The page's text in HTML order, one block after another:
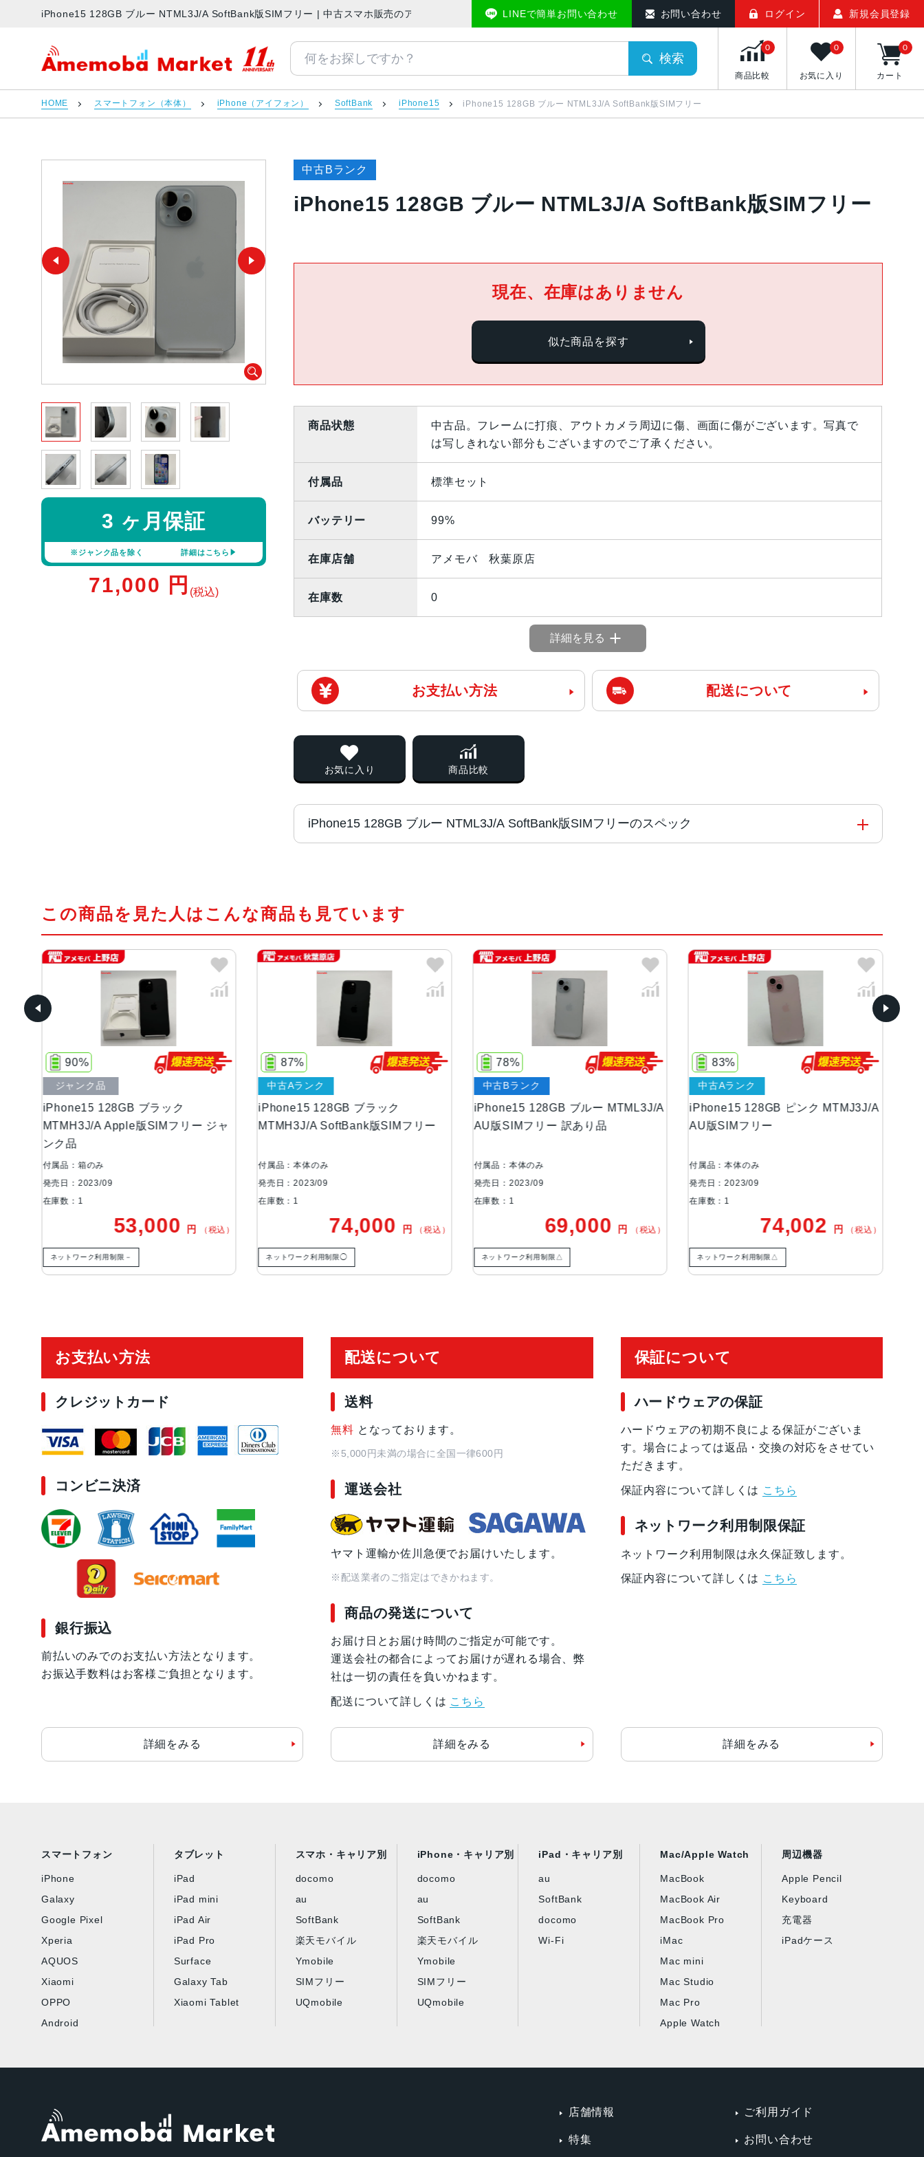
iPhone15 128GB ブルー NTML3J/A SoftBank版SIMフリー | 中古スマホ販売のアメモバマーケット LINEで簡単お問い合わせ お問い合わせ ログイン 新規会員登録
アメモバマーケット
検索
商品比較
0
お気に入り
0
カート
0
HOME スマートフォン（本体） iPhone（アイフォン） SoftBank iPhone15 iPhone15 128GB ブルー NTML3J/A SoftBank版SIMフリー
中古Bランク
iPhone15 128GB ブルー NTML3J/A SoftBank版SIMフリー
3 ヶ月保証
※ジャンク品を除く 詳細はこちら
71,000 円 (税込)
現在、在庫はありません
似た商品を探す
商品状態
中古品。フレームに打痕、アウトカメラ周辺に傷、画面に傷がございます。写真で
は写しきれない部分もございますのでご了承ください。
付属品 標準セット
バッテリー 99%
在庫店舗 アメモバ 秋葉原店
在庫数 0
詳細を見る
お支払い方法 配送について
お気に入り 商品比較
iPhone15 128GB ブルー NTML3J/A SoftBank版SIMフリーのスペック
カラー ブラック、ブルー、グリーン、イエロー、ピンク
容量 128GB256GB512GB
サイズ・重さ
液晶 6.1インチ（対角）オールスクリーンOLEDディスプレイ
防沫性能、耐水性
能、防塵性能
IEC規格60529にもとづくIP68等級（最大水深6メートルで最大30分間）
us Pixels、超高解像度の写真（24MPと48MP）に対応12MP超広角：13mm、ƒ/2.4
絞り値と120°視野角12MPの2倍望遠（クアッドピクセルセンサーを活用）：52m
m、ƒ/1.6絞り値、センサーシフト光学式手ぶれ補正、100% Focus Pixels2倍の光学
ズーム
12MPカメラƒ/1.9絞り値
2023年9月22日
この商品を見た人はこんな商品も見ています
iPhone15 128GB ブラック
MTMH3J/A Apple版SIMフリー ジャ
ンク品
90%
ジャンク品
付属品：箱のみ
発売日：2023/09
在庫数：1
53,000 円 （税込）
ネットワーク利用制限－
iPhone15 128GB ブラック
MTMH3J/A SoftBank版SIMフリー
87%
中古Aランク
付属品：本体のみ
発売日：2023/09
在庫数：1
74,000 円 （税込）
ネットワーク利用制限◯
iPhone15 128GB ブルー MTML3J/A
AU版SIMフリー 訳あり品
78%
中古Bランク
付属品：本体のみ
発売日：2023/09
在庫数：1
69,000 円 （税込）
ネットワーク利用制限△
iPhone15 128GB ピンク MTMJ3J/A
AU版SIMフリー
83%
中古Aランク
付属品：本体のみ
発売日：2023/09
在庫数：1
74,002 円 （税込）
ネットワーク利用制限△
お支払い方法
クレジットカード
コンビニ決済
銀行振込
前払いのみでのお支払い方法となります。
お振込手数料はお客様ご負担となります。
詳細をみる
配送について
送料
無料 となっております。
※5,000円未満の場合に全国一律600円
運送会社
ヤマト運輸か佐川急便でお届けいたします。
※配送業者のご指定はできかねます。
商品の発送について
お届け日とお届け時間のご指定が可能です。
運送会社の都合によってお届けが遅れる場合、弊
社は一切の責任を負いかねます。
配送について詳しくは こちら
詳細をみる
保証について
ハードウェアの保証
ハードウェアの初期不良による保証がございま
す。場合によっては返品・交換の対応をさせてい
ただきます。
保証内容について詳しくは こちら
ネットワーク利用制限保証
ネットワーク利用制限は永久保証致します。
保証内容について詳しくは こちら
詳細をみる
スマートフォン
iPhone
Galaxy
Google Pixel
Xperia
AQUOS
Xiaomi
OPPO
Android
タブレット
iPad
iPad mini
iPad Air
iPad Pro
Surface
Galaxy Tab
Xiaomi Tablet
スマホ・キャリア別
docomo
au
SoftBank
楽天モバイル
Ymobile
SIMフリー
UQmobile
iPhone・キャリア別
docomo
au
SoftBank
楽天モバイル
Ymobile
SIMフリー
UQmobile
iPad・キャリア別
au
SoftBank
docomo
Wi-Fi
Mac/Apple Watch
MacBook
MacBook Air
MacBook Pro
iMac
Mac mini
Mac Studio
Mac Pro
Apple Watch
周辺機器
Apple Pencil
Keyboard
充電器
iPadケース
店舗情報
特集
ご利用ガイド
お問い合わせ